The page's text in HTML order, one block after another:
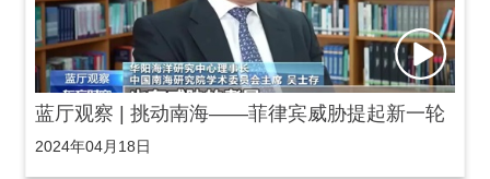
蓝厅观察 | 挑动南海——菲律宾威胁提起新一轮
仲裁
2024年04月18日